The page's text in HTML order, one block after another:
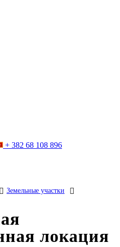
+ 382 68 108 896
Земельные участки
локация